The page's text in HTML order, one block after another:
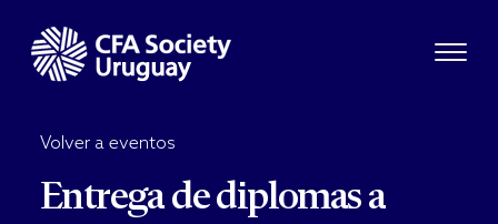
Volver a eventos
Entrega de diplomas a